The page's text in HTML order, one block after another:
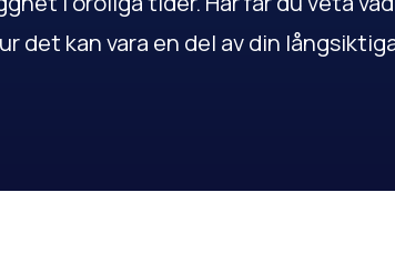
det kan vara en del av din